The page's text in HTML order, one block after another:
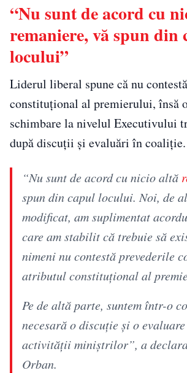
“Nu sunt de acord cu
remaniere, vă spun din
locului”
Liderul liberal spune că nu
constituţional al premierului, însă
schimbare la nivelul Executivului
după discuţii şi evaluări în coaliţie.
“Nu sunt de acord cu nicio altă
spun din capul locului. Noi, de
modificat, am suplimentat
care am stabilit că trebuie să
nimeni nu contestă prevederile
atributul constituţional al
Pe de altă parte, suntem într-o
necesară o discuţie şi o
activităţii miniştrilor”, a
Orban.